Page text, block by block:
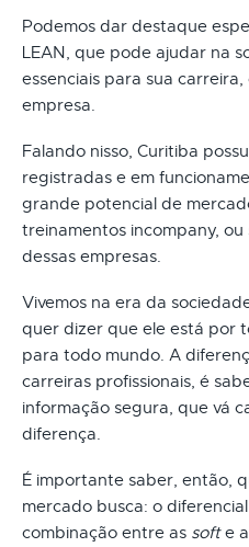
Podemos dar destaque
LEAN, que pode ajudar na
essenciais para sua
empresa.
Falando nisso, Curitiba
registradas e em
grande potencial de
treinamentos incompany,
dessas empresas.
Vivemos na era da
quer dizer que ele está por
para todo mundo. A
carreiras profissionais, é
informação segura, que vá
diferença.
É importante saber, então,
mercado busca: o
combinação entre as softe